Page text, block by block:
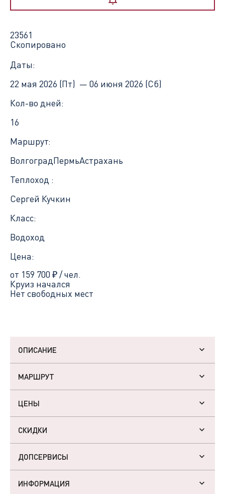
23561
Скопировано
Даты:
22 мая 2026 (Пт) — 06 июня 2026 (Сб)
Кол-во дней:
16
Маршрут:
ВолгоградПермьАстрахань
Теплоход :
Сергей Кучкин
Класс:
Водоход
Цена:
от 159 700 ₽/ чел.
Круиз начался
Нет свободных мест
ОПИСАНИЕ
МАРШРУТ
ЦЕНЫ
СКИДКИ
ДОПСЕРВИСЫ
ИНФОРМАЦИЯ